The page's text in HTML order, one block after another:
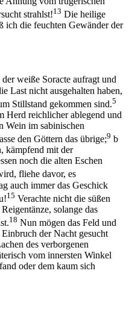
strahlst!13 Die heilige
ich die feuchten Gewänder der
weiße Soracte aufragt und
Last nicht ausgehalten haben,
Stillstand gekommen sind.5
Herd reichlicher ablegend und
Wein im sabinischen
den Göttern das übrige;9 b
kämpfend mit der
noch die alten Eschen
fliehe davor, es
auch immer das Geschick
15 Verachte nicht die süßen
solange das
18 Nun mögen das Feld und
der Nacht gesucht
des verborgenen
vom innersten Winkel
oder dem kaum sich